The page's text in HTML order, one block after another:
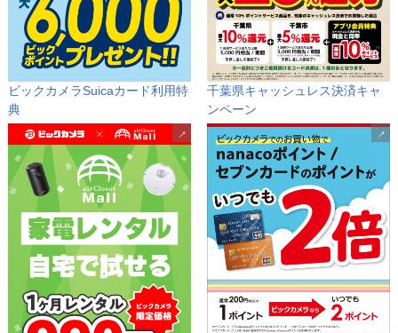
ビックカメラSuicaカード利用特
典
千葉県キャッシュレス決済キャ
ンペーン